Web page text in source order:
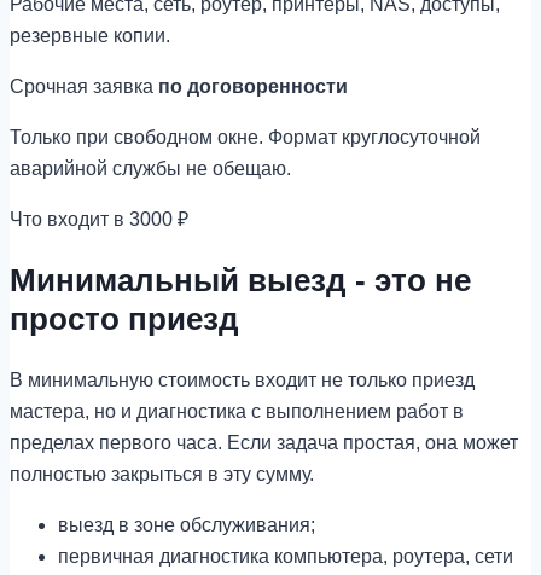
резервные копии.
Срочная заявка по договоренности
Только при свободном окне. Формат круглосуточной
аварийной службы не обещаю.
Что входит в 3000 ₽
Минимальный выезд - это не
просто приезд
В минимальную стоимость входит не только приезд
мастера, но и диагностика с выполнением работ в
пределах первого часа. Если задача простая, она может
полностью закрыться в эту сумму.
выезд в зоне обслуживания;
первичная диагностика компьютера, роутера, сети